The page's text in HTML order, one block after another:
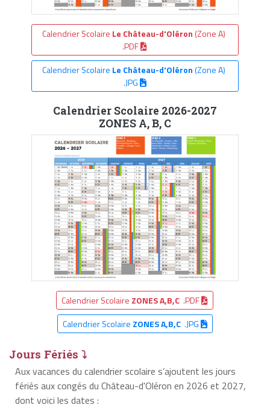
Calendrier Scolaire Le Château-d'Oléron (Zone A)
.PDF
Calendrier Scolaire Le Château-d'Oléron(Zone A)
.JPG
Calendrier Scolaire 2026-2027
ZONES A, B, C
Calendrier Scolaire ZONES A,B,C .PDF
Calendrier Scolaire ZONES A,B,C.JPG
Jours Fériés ⤵
Aux vacances du calendrier scolaire s’ajoutent les jours
fériés aux congés du Château-d'Oléron en 2026 et 2027,
dont voici les dates :